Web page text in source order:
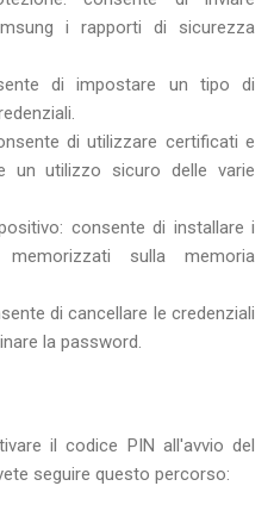
i rapporti di sicurezza
di impostare un tipo di
di utilizzare certificati e
un utilizzo sicuro delle varie
consente di installare i
sulla memoria
di cancellare le credenziali
la password.
il codice PIN all'avvio del
seguire questo percorso: